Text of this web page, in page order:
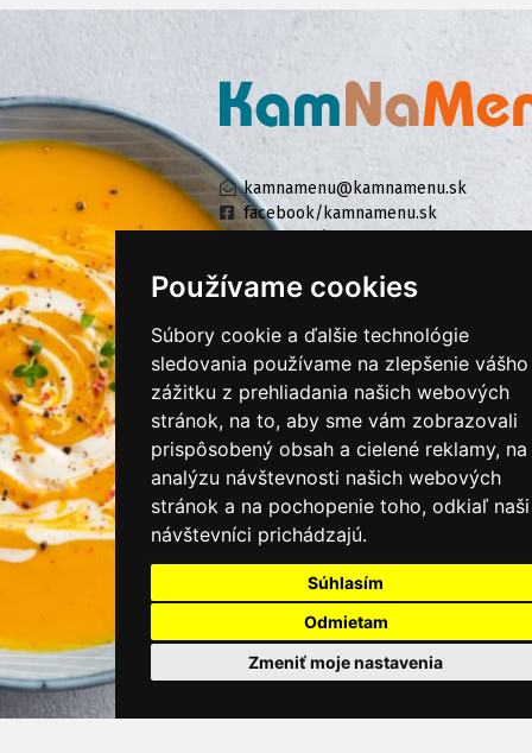
Používame cookies
Súbory cookie a ďalšie technológie
sledovania používame na zlepšenie vášho
zážitku z prehliadania našich webových
stránok, na to, aby sme vám zobrazovali
prispôsobený obsah a cielené reklamy, na
analýzu návštevnosti našich webových
stránok a na pochopenie toho, odkiaľ naši
návštevníci prichádzajú.
Súhlasím
Odmietam
Zmeniť moje nastavenia
kamnamenu@kamnamenu.sk
facebook/kamnamenu.sk
KONTAKTUJTE NÁS
PRIHLÁSIŤ SA DO ZÁKAZNÍCKEJ ZÓNY
Všeobecné obchodné podmienky
Ochrana osobných údajov
Cookies
Moje KamNaMenu
Pridať reštauráciu
Cenník balíkov